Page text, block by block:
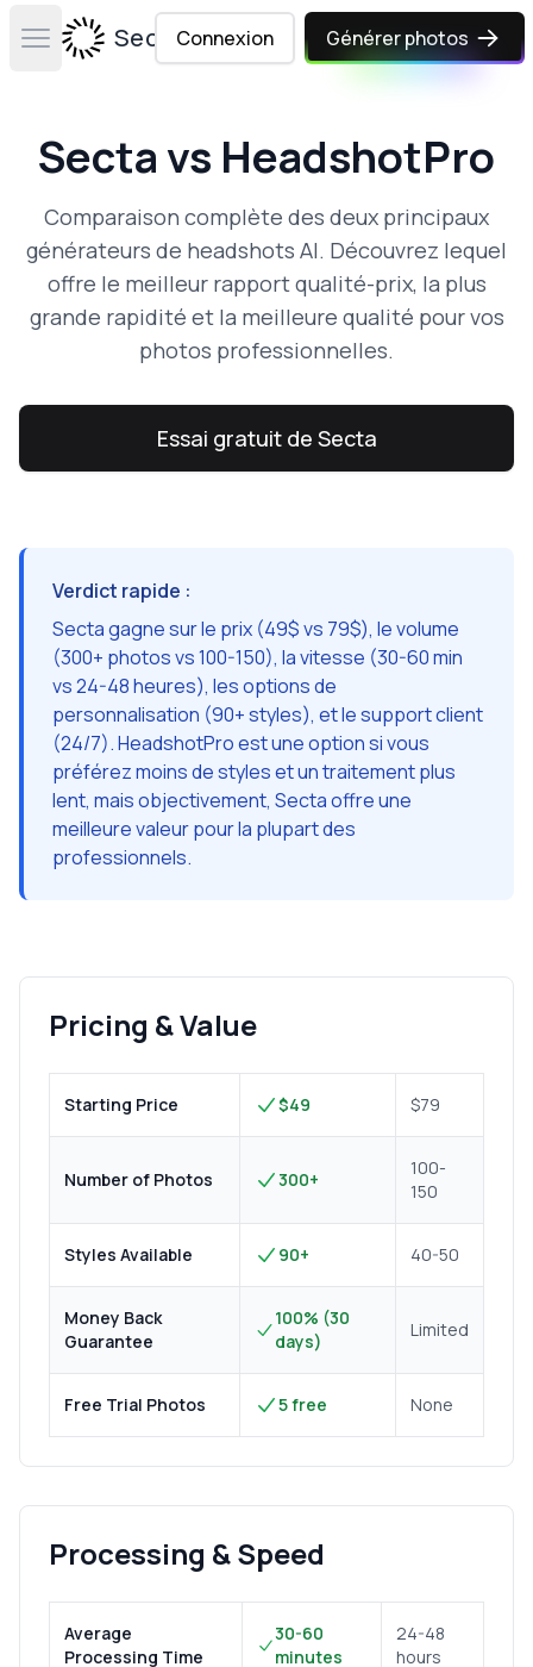
Open main menuSecta Labs
Connexion Générer photos
Secta vs HeadshotPro
Comparaison complète des deux principaux
générateurs de headshots AI. Découvrez lequel
offre le meilleur rapport qualité-prix, la plus
grande rapidité et la meilleure qualité pour vos
photos professionnelles.
Essai gratuit de Secta
Verdict rapide :
Secta gagne sur le prix (49$ vs 79$), le volume
(300+ photos vs 100-150), la vitesse (30-60 min
vs 24-48 heures), les options de
personnalisation (90+ styles), et le support client
(24/7). HeadshotPro est une option si vous
préférez moins de styles et un traitement plus
lent, mais objectivement, Secta offre une
meilleure valeur pour la plupart des
professionnels.
Pricing & Value
Starting Price $49 $79
Number of Photos 300+
100-
150
Styles Available 90+ 40-50
Money Back
Guarantee
100% (30
days)
Limited
Free Trial Photos 5 free None
Processing & Speed
Average
Processing Time
30-60
minutes
24-48
hours